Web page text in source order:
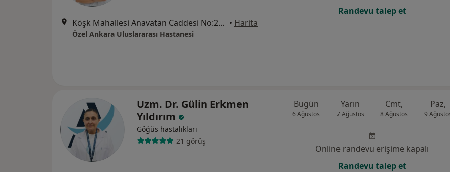
Köşk Mahallesi Anavatan Caddesi No:22, Keçiören • Harita
Özel Ankara Uluslararası Hastanesi
Randevu talep et
Uzm. Dr. Gülin Erkmen
Yıldırım
Göğüs hastalıkları
21 görüş
Bugün
6 Ağustos
Yarın
7 Ağustos
Cmt,
8 Ağustos
Paz,
9
Online randevu erişime kapalı
Randevu talep et